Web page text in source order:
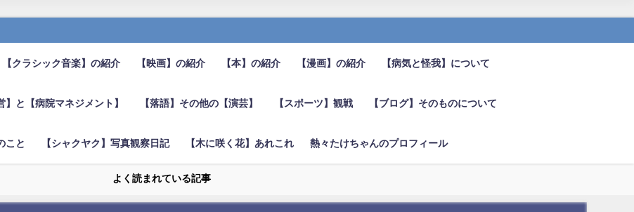
【クラシック音楽】の紹介 【映画】の紹介 【本】の紹介 【漫画】の紹介 【病気と怪我】について
】と【病院マネジメント】 【落語】その他の【演芸】 【スポーツ】観戦 【ブログ】そのものについて
こと 【シャクヤク】写真観察日記 【木に咲く花】あれこれ 熱々たけちゃんのプロフィール
よく読まれている記事